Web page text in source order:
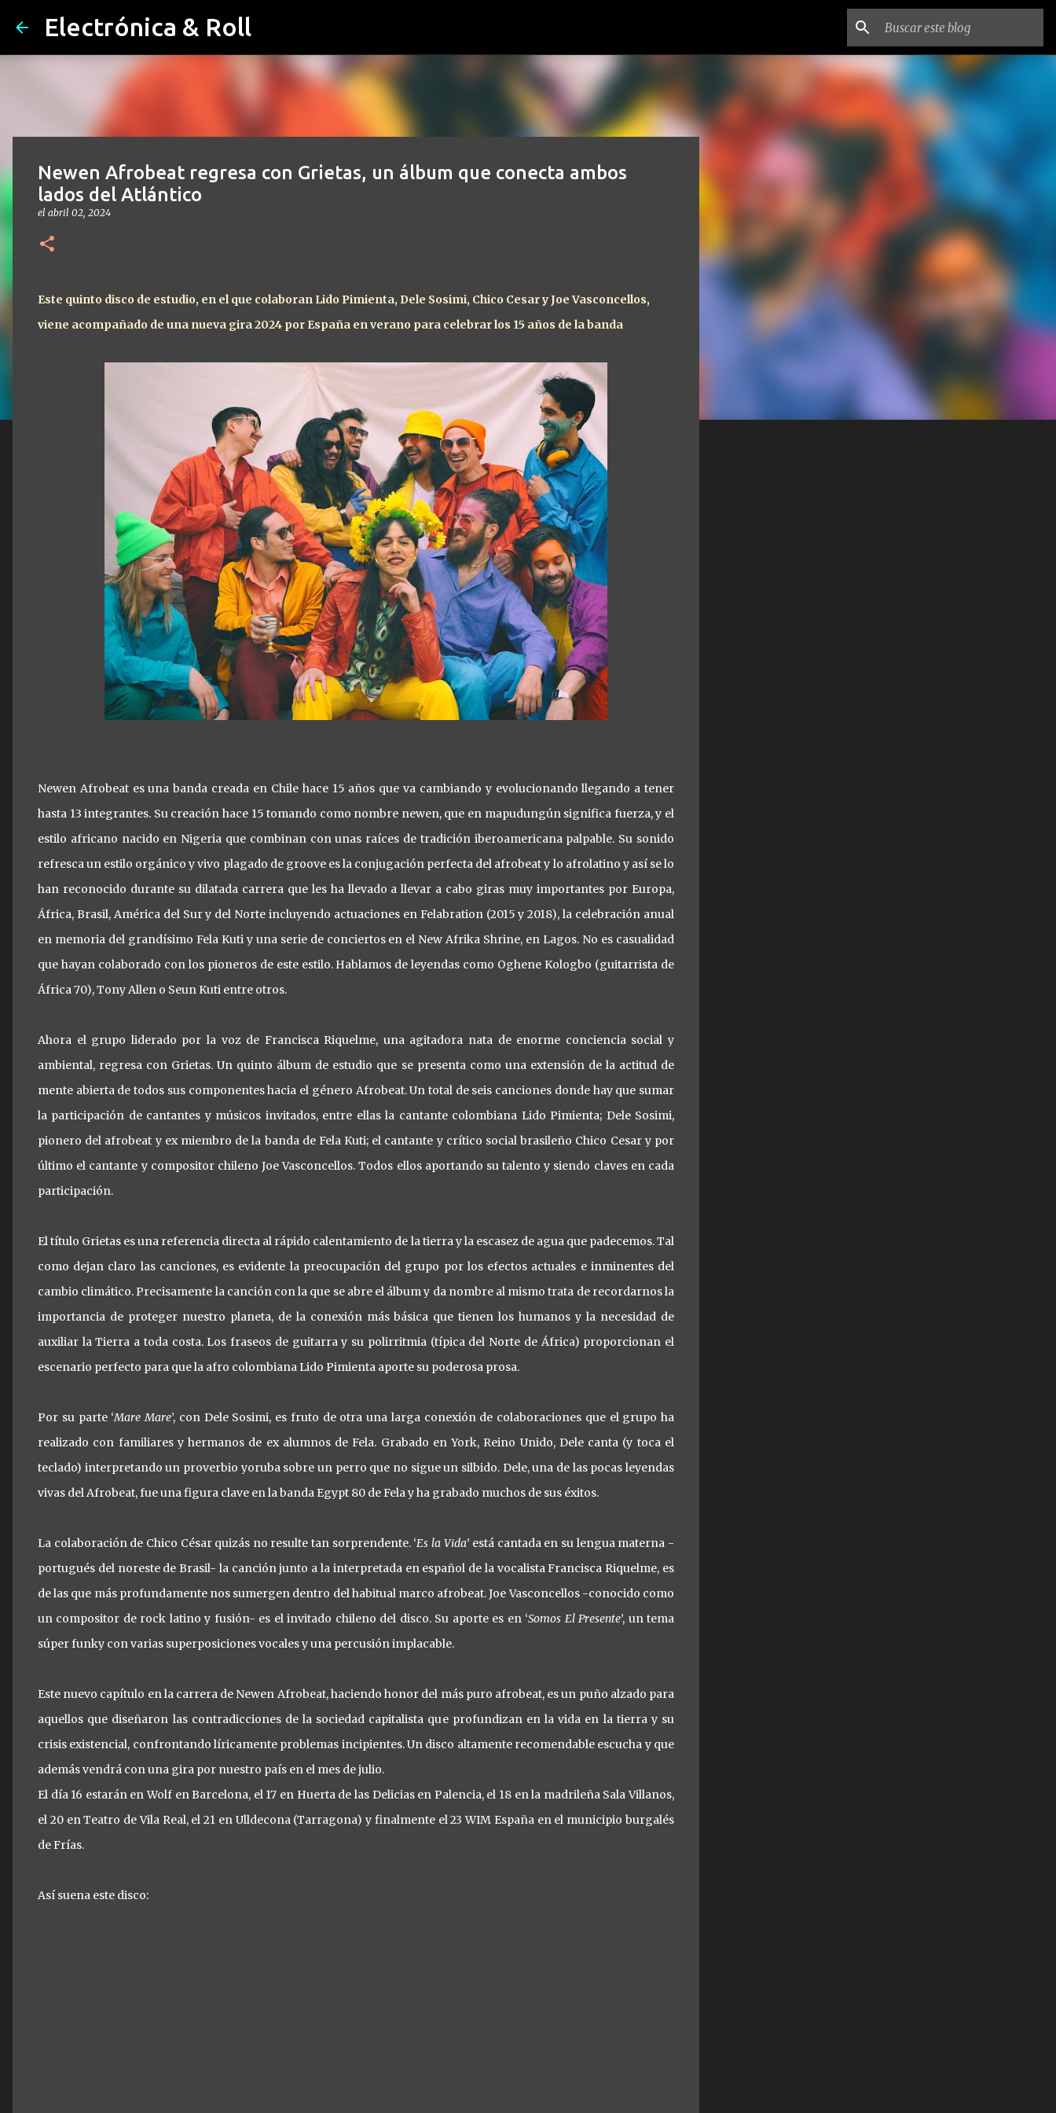
Electrónica & Roll
Newen Afrobeat regresa con Grietas, un álbum que conecta ambos
lados del Atlántico
el abril 02, 2024
Este quinto disco de estudio, en el que colaboran Lido Pimienta, Dele Sosimi, Chico Cesar y Joe Vasconcellos,
viene acompañado de una nueva gira 2024 por España en verano para celebrar los 15 años de la banda
Newen Afrobeat es una banda creada en Chile hace 15 años que va cambiando y evolucionando llegando a tener
hasta 13 integrantes. Su creación hace 15 tomando como nombre newen, que en mapudungún significa fuerza, y el
estilo africano nacido en Nigeria que combinan con unas raíces de tradición iberoamericana palpable. Su sonido
refresca un estilo orgánico y vivo plagado de groove es la conjugación perfecta del afrobeat y lo afrolatino y así se lo
han reconocido durante su dilatada carrera que les ha llevado a llevar a cabo giras muy importantes por Europa,
África, Brasil, América del Sur y del Norte incluyendo actuaciones en Felabration (2015 y 2018), la celebración anual
en memoria del grandísimo Fela Kuti y una serie de conciertos en el New Afrika Shrine, en Lagos. No es casualidad
que hayan colaborado con los pioneros de este estilo. Hablamos de leyendas como Oghene Kologbo (guitarrista de
África 70), Tony Allen o Seun Kuti entre otros.
Ahora el grupo liderado por la voz de Francisca Riquelme, una agitadora nata de enorme conciencia social y
ambiental, regresa con Grietas. Un quinto álbum de estudio que se presenta como una extensión de la actitud de
mente abierta de todos sus componentes hacia el género Afrobeat. Un total de seis canciones donde hay que sumar
la participación de cantantes y músicos invitados, entre ellas la cantante colombiana Lido Pimienta; Dele Sosimi,
pionero del afrobeat y ex miembro de la banda de Fela Kuti; el cantante y crítico social brasileño Chico Cesar y por
último el cantante y compositor chileno Joe Vasconcellos. Todos ellos aportando su talento y siendo claves en cada
participación.
El título Grietas es una referencia directa al rápido calentamiento de la tierra y la escasez de agua que padecemos. Tal
como dejan claro las canciones, es evidente la preocupación del grupo por los efectos actuales e inminentes del
cambio climático. Precisamente la canción con la que se abre el álbum y da nombre al mismo trata de recordarnos la
importancia de proteger nuestro planeta, de la conexión más básica que tienen los humanos y la necesidad de
auxiliar la Tierra a toda costa. Los fraseos de guitarra y su polirritmia (típica del Norte de África) proporcionan el
escenario perfecto para que la afro colombiana Lido Pimienta aporte su poderosa prosa.
Por su parte ‘Mare Mare’, con Dele Sosimi, es fruto de otra una larga conexión de colaboraciones que el grupo ha
realizado con familiares y hermanos de ex alumnos de Fela. Grabado en York, Reino Unido, Dele canta (y toca el
teclado) interpretando un proverbio yoruba sobre un perro que no sigue un silbido. Dele, una de las pocas leyendas
vivas del Afrobeat, fue una figura clave en la banda Egypt 80 de Fela y ha grabado muchos de sus éxitos.
La colaboración de Chico César quizás no resulte tan sorprendente. ‘Es la Vida’ está cantada en su lengua materna -
portugués del noreste de Brasil- la canción junto a la interpretada en español de la vocalista Francisca Riquelme, es
de las que más profundamente nos sumergen dentro del habitual marco afrobeat. Joe Vasconcellos -conocido como
un compositor de rock latino y fusión- es el invitado chileno del disco. Su aporte es en ‘Somos El Presente’, un tema
súper funky con varias superposiciones vocales y una percusión implacable.
Este nuevo capítulo en la carrera de Newen Afrobeat, haciendo honor del más puro afrobeat, es un puño alzado para
aquellos que diseñaron las contradicciones de la sociedad capitalista que profundizan en la vida en la tierra y su
crisis existencial, confrontando líricamente problemas incipientes. Un disco altamente recomendable escucha y que
además vendrá con una gira por nuestro país en el mes de julio.
El día 16 estarán en Wolf en Barcelona, el 17 en Huerta de las Delicias en Palencia, el 18 en la madrileña Sala Villanos,
el 20 en Teatro de Vila Real, el 21 en Ulldecona (Tarragona) y finalmente el 23 WIM España en el municipio burgalés
de Frías.
Así suena este disco: